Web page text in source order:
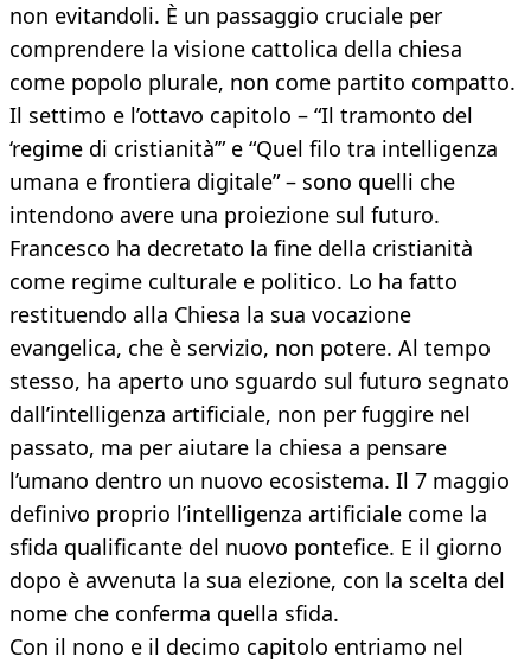
non evitandoli. È un passaggio cruciale per
comprendere la visione cattolica della chiesa
come popolo plurale, non come partito compatto.
Il settimo e l’ottavo capitolo – “Il tramonto del
‘regime di cristianità’” e “Quel filo tra intelligenza
umana e frontiera digitale” – sono quelli che
intendono avere una proiezione sul futuro.
Francesco ha decretato la fine della cristianità
come regime culturale e politico. Lo ha fatto
restituendo alla Chiesa la sua vocazione
evangelica, che è servizio, non potere. Al tempo
stesso, ha aperto uno sguardo sul futuro segnato
dall’intelligenza artificiale, non per fuggire nel
passato, ma per aiutare la chiesa a pensare
l’umano dentro un nuovo ecosistema. Il 7 maggio
definivo proprio l’intelligenza artificiale come la
sfida qualificante del nuovo pontefice. E il giorno
dopo è avvenuta la sua elezione, con la scelta del
nome che conferma quella sfida.
Con il nono e il decimo capitolo entriamo nel